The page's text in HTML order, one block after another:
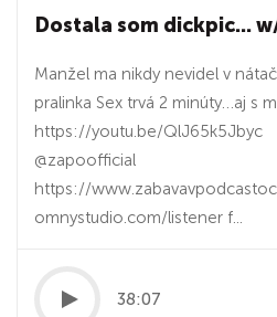
Dostala som dickpic...
Manžel ma nikdy nevidel v
pralinka Sex trvá 2 minúty…aj s
https://youtu.be/QlJ65k5Jbyc
@zapoofficial
https://
omnystudio.com/listener f...
38:07